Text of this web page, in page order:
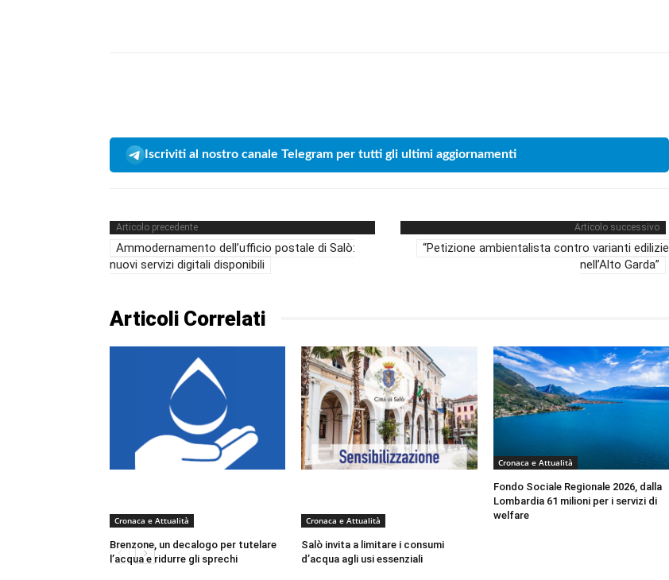
Iscriviti al nostro canale Telegram per tutti gli ultimi aggiornamenti
Articolo precedente
Ammodernamento dell’ufficio postale di Salò:
nuovi servizi digitali disponibili
Articolo successivo
“Petizione ambientalista contro varianti edilizie
nell’Alto Garda”
Articoli Correlati
Cronaca e Attualità
Brenzone, un decalogo per tutelare
l’acqua e ridurre gli sprechi
Cronaca e Attualità
Salò invita a limitare i consumi
d’acqua agli usi essenziali
Cronaca e Attualità
Fondo Sociale Regionale 2026, dalla
Lombardia 61 milioni per i servizi di
welfare